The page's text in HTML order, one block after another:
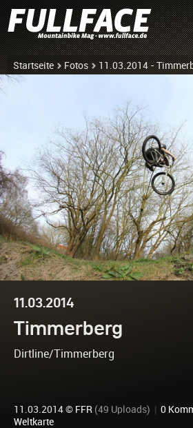
Startseite Fotos 11.03.2014 -
11.03.2014
Timmerberg
Dirtline/Timmerberg
11.03.2014 © FFR (49 Uploads) | 0
Weltkarte